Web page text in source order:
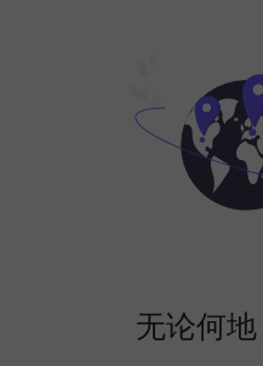
无论何